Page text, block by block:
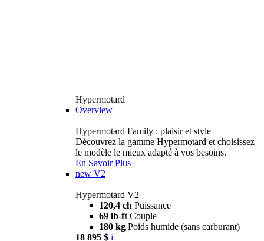
Hypermotard
Overview
Hypermotard Family : plaisir et style
Découvrez la gamme Hypermotard et choisissez
le modèle le mieux adapté à vos besoins.
En Savoir Plus
new V2
Hypermotard V2
120,4 ch Puissance
69 lb-ft Couple
180 kg Poids humide (sans carburant)
18 895 $ i